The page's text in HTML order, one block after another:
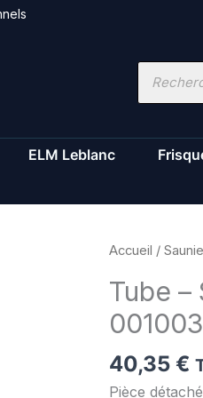
Recherche
ELM Leblanc
Accueil /
Tube –
40,35 €
Pièce
quantité
Tube
-
Saunier
Duval
-